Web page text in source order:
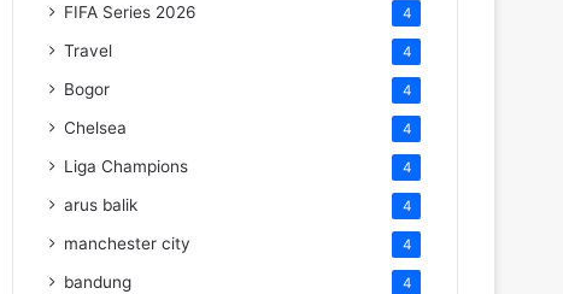
FIFA Series 2026 4
Travel 4
Bogor 4
Chelsea 4
Liga Champions 4
arus balik 4
manchester city 4
bandung 4